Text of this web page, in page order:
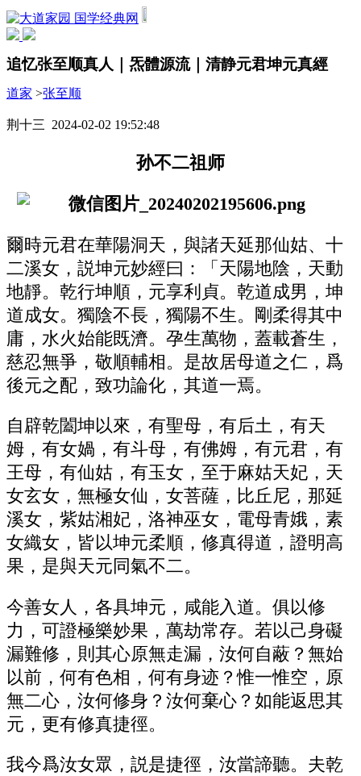
国学经典网
追忆张至顺真人｜炁體源流｜清静元君坤元真經
道家 >张至顺
荆十三 2024-02-02 19:52:48
孙不二祖师
爾時元君在華陽洞天，與諸天延那仙姑、十
二溪女，説坤元妙經曰：「天陽地陰，天動
地靜。乾行坤順，元享利貞。乾道成男，坤
道成女。獨陰不長，獨陽不生。剛柔得其中
庸，水火始能既濟。孕生萬物，蓋載蒼生，
慈忍無爭，敬順輔相。是故居母道之仁，爲
後元之配，致功論化，其道一焉。
自辟乾闔坤以來，有聖母，有后土，有天
姆，有女媧，有斗母，有佛姆，有元君，有
王母，有仙姑，有玉女，至于麻姑天妃，天
女玄女，無極女仙，女菩薩，比丘尼，那延
溪女，紫姑湘妃，洛神巫女，電母青娥，素
女織女，皆以坤元柔順，修真得道，證明高
果，是與天元同氣不二。
今善女人，各具坤元，咸能入道。俱以修
力，可證極樂妙果，萬劫常存。若以己身礙
漏難修，則其心原無走漏，汝何自蔽？無始
以前，何有色相，何有身迹？惟一惟空，原
無二心，汝何修身？汝何棄心？如能返思其
元，更有修真捷徑。
我今爲汝女眾，説是捷徑，汝當諦聽。夫乾